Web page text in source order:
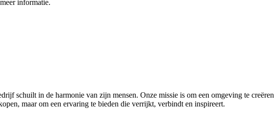
informatie.
schuilt in de harmonie van zijn mensen. Onze missie is om een omgeving te
maar om een ervaring te bieden die verrijkt, verbindt en inspireert.